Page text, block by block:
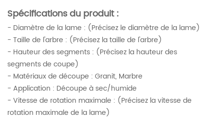
Spécifications du produit :
- Diamètre de la lame : (Précisez le diamètre de la lame)
- Taille de l'arbre : (Précisez la taille de l'arbre)
- Hauteur des segments : (Précisez la hauteur des
segments de coupe)
- Matériaux de découpe : Granit, Marbre
- Application : Découpe à sec/humide
- Vitesse de rotation maximale : (Précisez la vitesse de
rotation maximale de la lame)